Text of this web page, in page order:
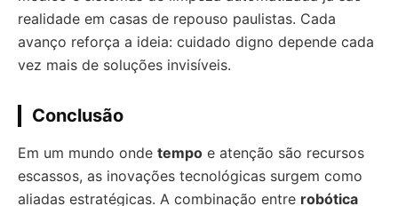
realidade em casas de repouso paulistas. Cada
avanço reforça a ideia: cuidado digno depende cada
vez mais de soluções invisíveis.
Conclusão
Em um mundo onde tempo e atenção são recursos
escassos, as inovações tecnológicas surgem como
aliadas estratégicas. A combinação entre robótica